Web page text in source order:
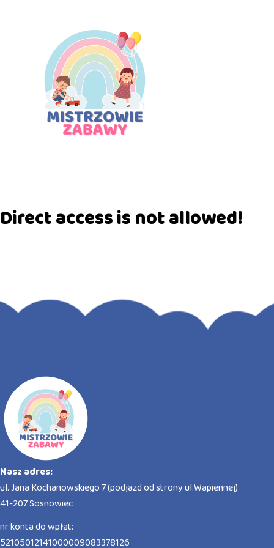
Direct access is not allowed!
Nasz adres:
ul. Jana Kochanowskiego 7 (podjazd od strony ul.Wapiennej)
41-207 Sosnowiec
nr konta do wpłat:
52105012141000009083378126